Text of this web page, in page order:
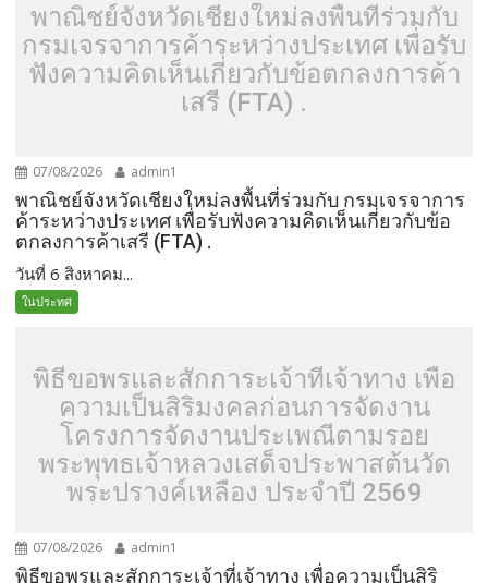
พาณิชย์จังหวัดเชียงใหม่ลงพื้นที่ร่วมกับ
กรมเจรจาการค้าระหว่างประเทศ เพื่อรับ
ฟังความคิดเห็นเกี่ยวกับข้อตกลงการค้า
เสรี (FTA) .
07/08/2026 admin1
พาณิชย์จังหวัดเชียงใหม่ลงพื้นที่ร่วมกับ กรมเจรจาการ
ค้าระหว่างประเทศ เพื่อรับฟังความคิดเห็นเกี่ยวกับข้อ
ตกลงการค้าเสรี (FTA) .
วันที่ 6 สิงหาคม...
ในประทศ
พิธีขอพรและสักการะเจ้าที่เจ้าทาง เพื่อ
ความเป็นสิริมงคลก่อนการจัดงาน
โครงการจัดงานประเพณีตามรอย
พระพุทธเจ้าหลวงเสด็จประพาสต้นวัด
พระปรางค์เหลือง ประจำปี 2569
07/08/2026 admin1
พิธีขอพรและสักการะเจ้าที่เจ้าทาง เพื่อความเป็นสิริ